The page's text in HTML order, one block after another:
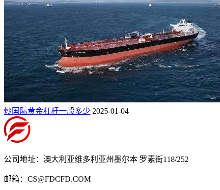
炒国际黄金杠杆一般多少 2025-01-04
公司地址：澳大利亚维多利亚州墨尔本 罗素街118/252
邮箱：CS@FDCFD.COM